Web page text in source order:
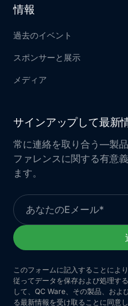
情報
過去のイベント
スポンサーと展示
メディア
サインアップして最新
常に連絡を取り合う—製
ファレンスに関する有意
ます。
このフォームに記入することによ
従ってデータを保存および処理す
して、QC Ware、その製品、およ
る最新情報を受け取ることに同意